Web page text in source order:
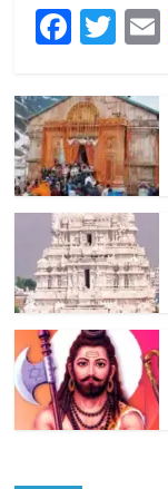
F
a
c
e
b
o
o
k
T
w
itt
er